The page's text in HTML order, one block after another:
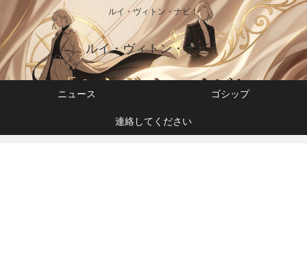
ルイ・ヴィトン・ナビ！
ルイ・ヴィトン・ナビ！
ニュース ゴシップ
連絡してください